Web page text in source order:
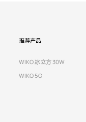
推荐产品
WIKO 冰立方 30W
WIKO 5G